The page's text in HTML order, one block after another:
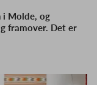
Molde, og
framover. Det er